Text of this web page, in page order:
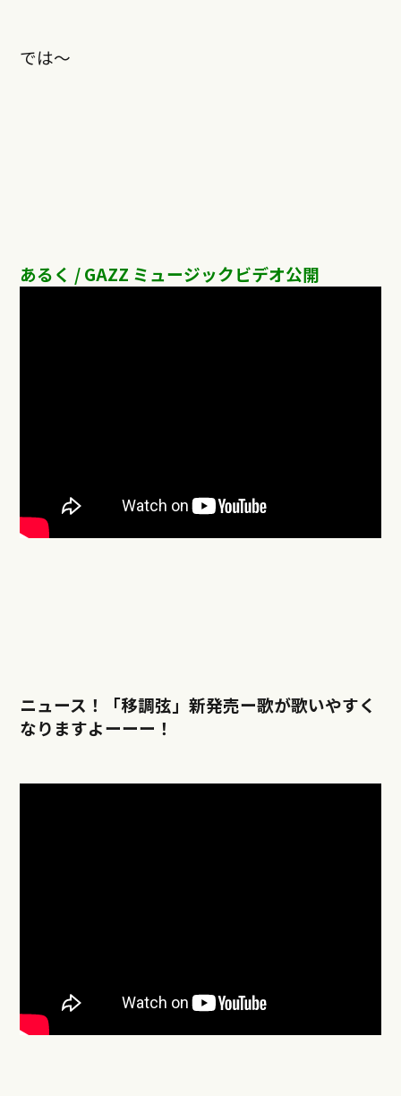
では〜
あるく / GAZZ ミュージックビデオ公開
ニュース！「移調弦」新発売ー歌が歌いやすく
なりますよーーー！